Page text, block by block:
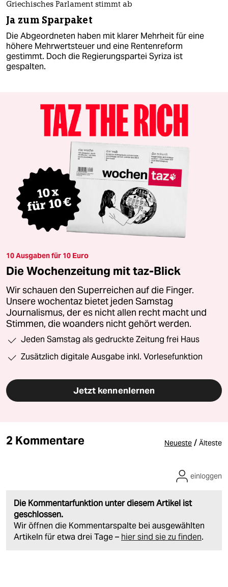
Griechisches Parlament stimmt ab
Ja zum Sparpaket
Die Abgeordneten haben mit klarer Mehrheit für eine
höhere Mehrwertsteuer und eine Rentenreform
gestimmt. Doch die Regierungspartei Syriza ist
gespalten.
10 Ausgaben für 10 Euro
Die Wochenzeitung mit taz-Blick
Wir schauen den Superreichen auf die Finger.
Unsere wochentaz bietet jeden Samstag
Journalismus, der es nicht allen recht macht und
Stimmen, die woanders nicht gehört werden.
Jeden Samstag als gedruckte Zeitung frei Haus
Zusätzlich digitale Ausgabe inkl. Vorlesefunktion
Jetzt kennenlernen
2 Kommentare Neueste / Älteste
Die Kommentarfunktion unter diesem Artikel ist
geschlossen.
Wir öffnen die Kommentarspalte bei ausgewählten
Artikeln für etwa drei Tage – hier sind sie zu finden.
einloggen